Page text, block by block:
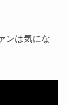
ンは気にな